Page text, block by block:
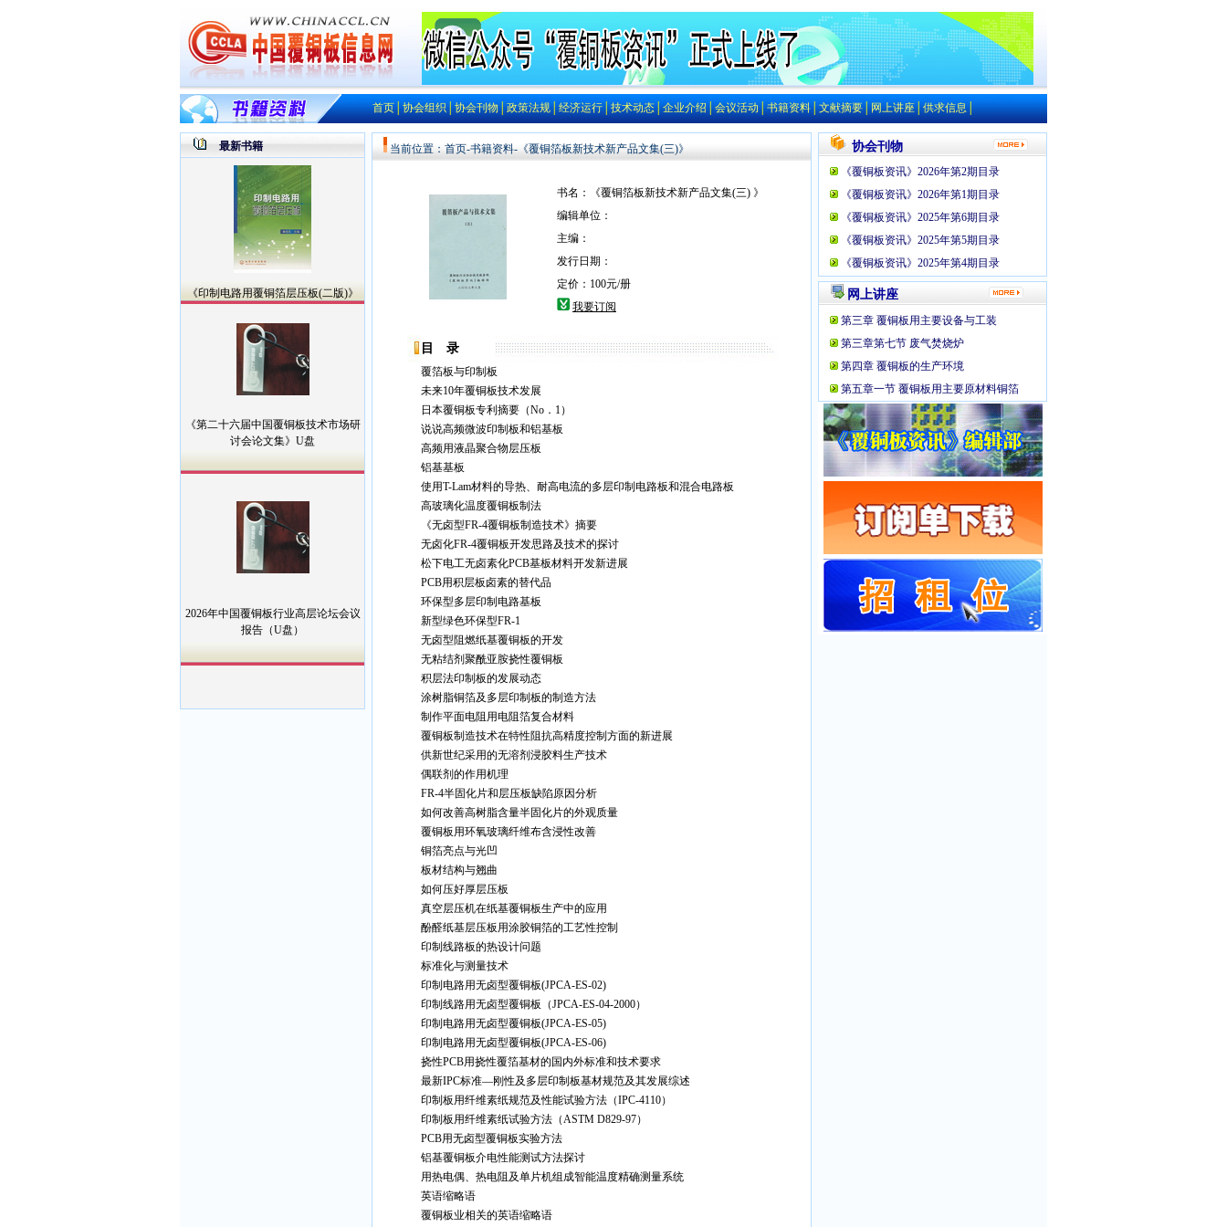
首页│协会组织│协会刊物│政策法规│经济运行│技术动态│企业介绍│会议活动│书籍资料│文献摘要│网上讲座│供求信息│
最新书籍
《印制电路用覆铜箔层压板(二版)》
《第二十六届中国覆铜板技术市场研
讨会论文集》U盘
2026年中国覆铜板行业高层论坛会议
报告（U盘）
当前位置： 首页-书籍资料-《覆铜箔板新技术新产品文集(三)》
书名：《覆铜箔板新技术新产品文集(三) 》
编辑单位：
主编：
发行日期：
定价：100元/册
我要订阅
目 录
覆箔板与印制板
未来10年覆铜板技术发展
日本覆铜板专利摘要（No．1）
说说高频微波印制板和铝基板
高频用液晶聚合物层压板
铝基基板
使用T-Lam材料的导热、耐高电流的多层印制电路板和混合电路板
高玻璃化温度覆铜板制法
《无卤型FR-4覆铜板制造技术》摘要
无卤化FR-4覆铜板开发思路及技术的探讨
松下电工无卤素化PCB基板材料开发新进展
PCB用积层板卤素的替代品
环保型多层印制电路基板
新型绿色环保型FR-1
无卤型阻燃纸基覆铜板的开发
无粘结剂聚酰亚胺挠性覆铜板
积层法印制板的发展动态
涂树脂铜箔及多层印制板的制造方法
制作平面电阻用电阻箔复合材料
覆铜板制造技术在特性阻抗高精度控制方面的新进展
供新世纪采用的无溶剂浸胶料生产技术
偶联剂的作用机理
FR-4半固化片和层压板缺陷原因分析
如何改善高树脂含量半固化片的外观质量
覆铜板用环氧玻璃纤维布含浸性改善
铜箔亮点与光凹
板材结构与翘曲
如何压好厚层压板
真空层压机在纸基覆铜板生产中的应用
酚醛纸基层压板用涂胶铜箔的工艺性控制
印制线路板的热设计问题
标准化与测量技术
印制电路用无卤型覆铜板(JPCA-ES-02)
印制线路用无卤型覆铜板（JPCA-ES-04-2000）
印制电路用无卤型覆铜板(JPCA-ES-05)
印制电路用无卤型覆铜板(JPCA-ES-06)
挠性PCB用挠性覆箔基材的国内外标准和技术要求
最新IPC标准—刚性及多层印制板基材规范及其发展综述
印制板用纤维素纸规范及性能试验方法（IPC-4110）
印制板用纤维素纸试验方法（ASTM D829-97）
PCB用无卤型覆铜板实验方法
铝基覆铜板介电性能测试方法探讨
用热电偶、热电阻及单片机组成智能温度精确测量系统
英语缩略语
覆铜板业相关的英语缩略语
协会刊物
《覆铜板资讯》2026年第2期目录
《覆铜板资讯》2026年第1期目录
《覆铜板资讯》2025年第6期目录
《覆铜板资讯》2025年第5期目录
《覆铜板资讯》2025年第4期目录
网上讲座
第三章 覆铜板用主要设备与工装
第三章第七节 废气焚烧炉
第四章 覆铜板的生产环境
第五章一节 覆铜板用主要原材料铜箔